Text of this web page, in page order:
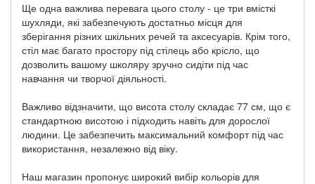
Ще одна важлива перевага цього столу - це три вмісткі
шухляди, які забезпечують достатньо місця для
зберігання різних шкільних речей та аксесуарів. Крім того,
стіл має багато простору під стілець або крісло, що
дозволить вашому школяру зручно сидіти під час
навчання чи творчої діяльності.
Важливо відзначити, що висота столу складає 77 см, що є
стандартною висотою і підходить навіть для дорослої
людини. Це забезпечить максимальний комфорт під час
використання, незалежно від віку.
Наш магазин пропонує широкий вибір кольорів для